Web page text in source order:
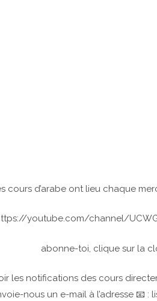
cours d’arabe ont lieu chaque
youtube.com/channel/
abonne-toi, clique sur la
les notifications des cours
nous un e-mail à l’adresse 📧 :